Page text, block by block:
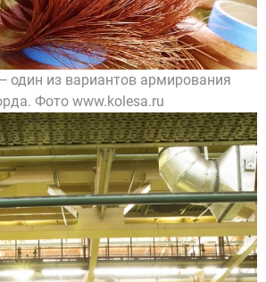
один из вариантов армирования
Фото www.kolesa.ru